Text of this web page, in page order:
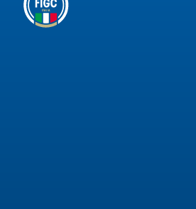
Whistleblowing